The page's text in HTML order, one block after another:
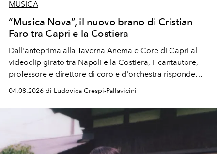
MUSICA
“Musica Nova”, il nuovo brano di Cristian
Faro tra Capri e la Costiera
Dall'anteprima alla Taverna Anema e Core di Capri al
videoclip girato tra Napoli e la Costiera, il cantautore,
professore e direttore di coro e d'orchestra risponde
04.08.2026 di Ludovica Crespi-Pallavicini